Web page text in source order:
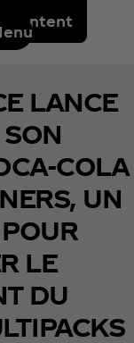
content
LANCE
COLA
UN
LE
DU